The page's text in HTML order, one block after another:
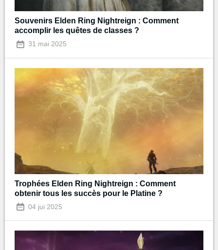
Souvenirs Elden Ring Nightreign : Comment
accomplir les quêtes de classes ?
31 mai 2025
Trophées Elden Ring Nightreign : Comment
obtenir tous les succès pour le Platine ?
04 jui 2025